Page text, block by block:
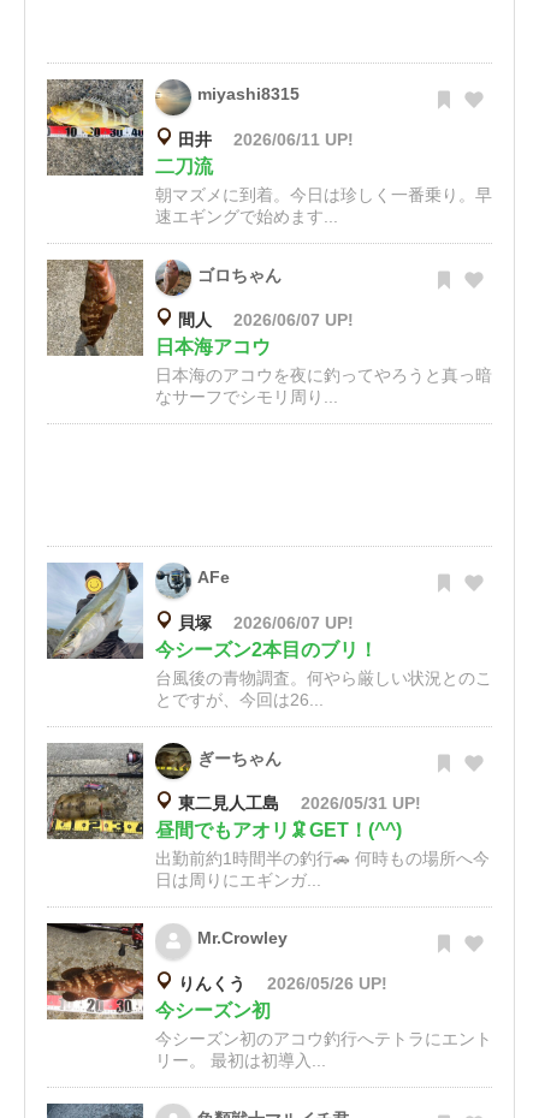
miyashi8315
田井 2026/06/11 UP!
二刀流
朝マズメに到着。今日は珍しく一番乗り。早
速エギングで始めます...
ゴロちゃん
間人 2026/06/07 UP!
日本海アコウ
日本海のアコウを夜に釣ってやろうと真っ暗
なサーフでシモリ周り...
AFe
貝塚 2026/06/07 UP!
今シーズン2本目のブリ！
台風後の青物調査。何やら厳しい状況とのこ
とですが、今回は26...
ぎーちゃん
東二見人工島 2026/05/31 UP!
昼間でもアオリ🦑GET！(^^)
出勤前約1時間半の釣行🚗 何時もの場所へ今
日は周りにエギンガ...
Mr.Crowley
りんくう 2026/05/26 UP!
今シーズン初
今シーズン初のアコウ釣行へテトラにエント
リー。 最初は初導入...